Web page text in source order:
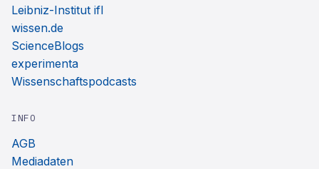
Leibniz-Institut ifl
wissen.de
ScienceBlogs
experimenta
Wissenschaftspodcasts
INFO
AGB
Mediadaten